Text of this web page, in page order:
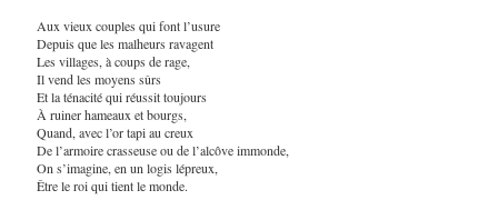
Aux vieux couples qui font l’usure
Depuis que les malheurs ravagent
Les villages, à coups de rage,
Il vend les moyens sûrs
Et la ténacité qui réussit toujours
À ruiner hameaux et bourgs,
Quand, avec l’or tapi au creux
De l’armoire crasseuse ou de l’alcôve immonde,
On s’imagine, en un logis lépreux,
Être le roi qui tient le monde.